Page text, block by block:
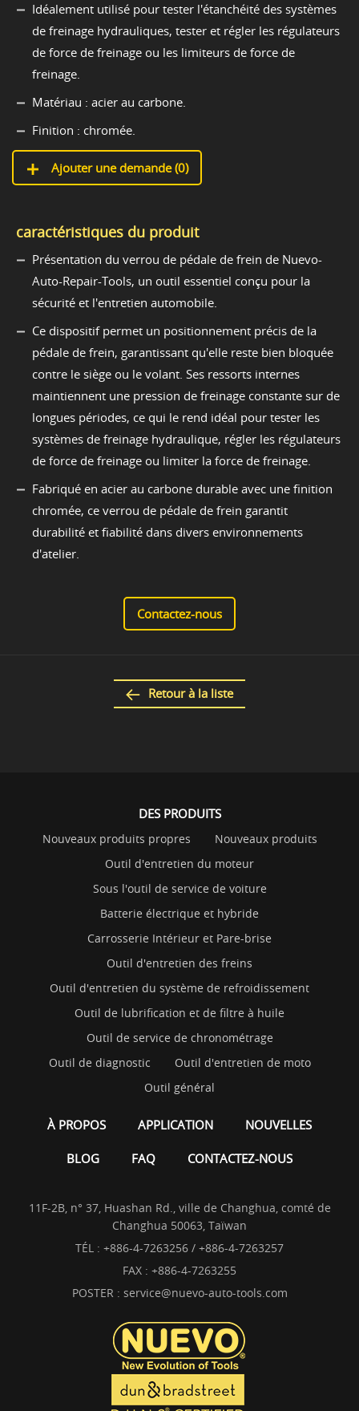
Idéalement utilisé pour tester l'étanchéité des systèmes
de freinage hydrauliques, tester et régler les régulateurs
de force de freinage ou les limiteurs de force de
freinage.
Matériau : acier au carbone.
Finition : chromée.
Ajouter une demande (0)
caractéristiques du produit
Présentation du verrou de pédale de frein de Nuevo-
Auto-Repair-Tools, un outil essentiel conçu pour la
sécurité et l'entretien automobile.
Ce dispositif permet un positionnement précis de la
pédale de frein, garantissant qu'elle reste bien bloquée
contre le siège ou le volant. Ses ressorts internes
maintiennent une pression de freinage constante sur de
longues périodes, ce qui le rend idéal pour tester les
systèmes de freinage hydraulique, régler les régulateurs
de force de freinage ou limiter la force de freinage.
Fabriqué en acier au carbone durable avec une finition
chromée, ce verrou de pédale de frein garantit
durabilité et fiabilité dans divers environnements
d'atelier.
Contactez-nous
Retour à la liste
DES PRODUITS
Nouveaux produits propres
Nouveaux produits
Outil d'entretien du moteur
Sous l'outil de service de voiture
Batterie électrique et hybride
Carrosserie Intérieur et Pare-brise
Outil d'entretien des freins
Outil d'entretien du système de refroidissement
Outil de lubrification et de filtre à huile
Outil de service de chronométrage
Outil de diagnostic
Outil d'entretien de moto
Outil général
À PROPOS APPLICATION NOUVELLES
BLOG FAQ CONTACTEZ-NOUS
11F-2B, n° 37, Huashan Rd., ville de Changhua, comté de
Changhua 50063, Taïwan
TÉL : +886-4-7263256 / +886-4-7263257
FAX : +886-4-7263255
POSTER : service@nuevo-auto-tools.com